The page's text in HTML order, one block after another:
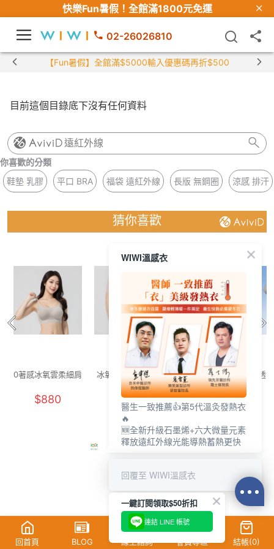
快樂Fun暑假！ 全館滿1800元免運
02-26026810
【Fun暑假】全館滿$5000輸入優惠碼再折$500
目前這個目錄底下沒有任何資料
遠紅外線
你喜歡的分類
鞋墊 乳膠
平口 BRA 福袋 遠紅外線 長版 無鋼圈 涼感 排汗
猜你喜歡
0著感冰氧雲柔細肩
$880
冰氧雲柔無痕內褲
(燕麥奶 F)
$250
舒活提托美胸無痕
內衣(清新綠 女M-
2XL)
$880
透
回首頁 BLOG 線上諮詢 會員專區 結帳(0)
WIWI溫感衣
醫生一致推薦👍第5代溫灸發熱衣
🔥
🆕全新升級石墨烯+六大微量元素
釋放遠紅外線光能導熱蓄熱更快
回覆至 WIWI溫感衣
一鍵訂閱領取$50折扣
連結 LINE 帳號